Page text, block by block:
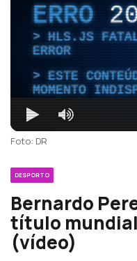
ERRO
HLS.JS
ERROR
ESTE
MOMENTO
Foto: DR
DESPORTO
Bernardo
título
(vídeo)